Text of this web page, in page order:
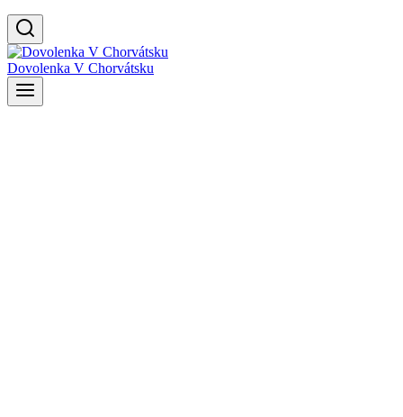
Dovolenka V Chorvátsku